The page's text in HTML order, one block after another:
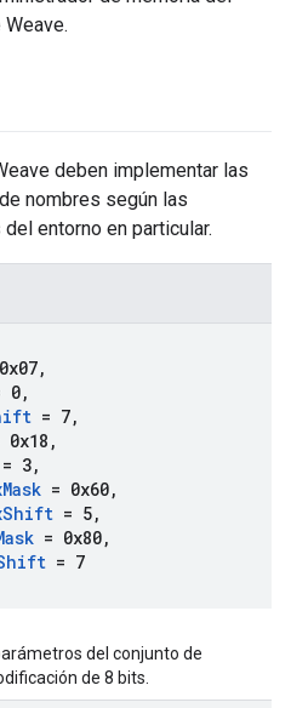
Weave.
deben implementar las
nombres según las
entorno en particular.
,
0,
= 7,
0x18 ,
= 3,
Mask = 0x60,
Shift = 5,
= 0x80,
= 7
del conjunto de
de 8 bits.